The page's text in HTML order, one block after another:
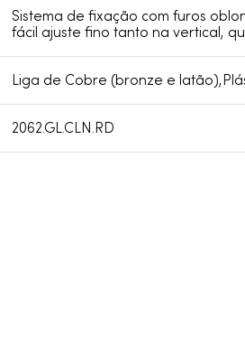
Sistema de fixação com furos
fácil ajuste fino tanto na vertical,
Liga de Cobre (bronze e
2062.GL.CLN.RD